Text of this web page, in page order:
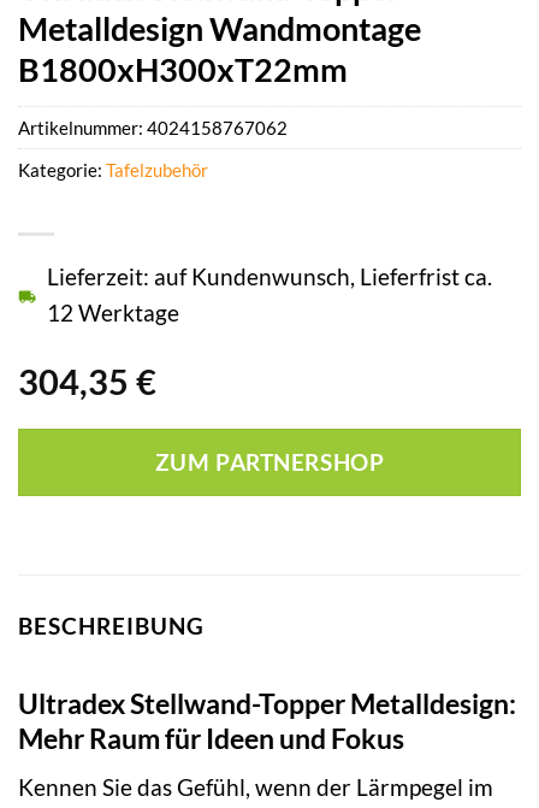
Metalldesign Wandmontage
B1800xH300xT22mm
304,35 €
Lieferzeit: auf Kundenwunsch, Lieferfrist ca.
12 Werktage
ZUM PARTNERSHOP
Artikelnummer: 4024158767062
Kategorie: Tafelzubehör
BESCHREIBUNG
Ultradex Stellwand-Topper Metalldesign:
Mehr Raum für Ideen und Fokus
Kennen Sie das Gefühl, wenn der Lärmpegel im